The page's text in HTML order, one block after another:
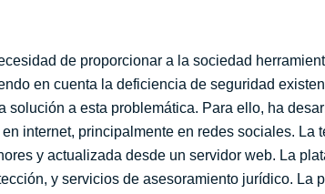
de proporcionar a la sociedad
en cuenta la deficiencia de seguridad
solución a esta problemática. Para ello, ha
internet, principalmente en redes sociales.
y actualizada desde un servidor web. La
y servicios de asesoramiento jurídico. La